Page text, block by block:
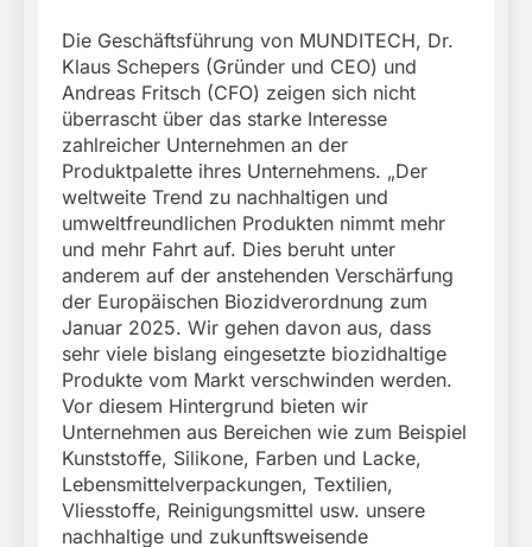
Die Geschäftsführung von MUNDITECH, Dr.
Klaus Schepers (Gründer und CEO) und
Andreas Fritsch (CFO) zeigen sich nicht
überrascht über das starke Interesse
zahlreicher Unternehmen an der
Produktpalette ihres Unternehmens. „Der
weltweite Trend zu nachhaltigen und
umweltfreundlichen Produkten nimmt mehr
und mehr Fahrt auf. Dies beruht unter
anderem auf der anstehenden Verschärfung
der Europäischen Biozidverordnung zum
Januar 2025. Wir gehen davon aus, dass
sehr viele bislang eingesetzte biozidhaltige
Produkte vom Markt verschwinden werden.
Vor diesem Hintergrund bieten wir
Unternehmen aus Bereichen wie zum Beispiel
Kunststoffe, Silikone, Farben und Lacke,
Lebensmittelverpackungen, Textilien,
Vliesstoffe, Reinigungsmittel usw. unsere
nachhaltige und zukunftsweisende